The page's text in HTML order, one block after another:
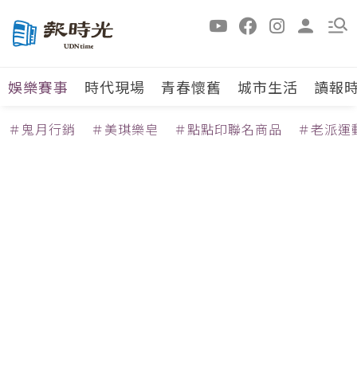
娛樂賽事 時代現場 青春懷舊 城市生活 讀報
＃鬼月行銷 ＃美琪樂皂 ＃點點印聯名商品 ＃老派運